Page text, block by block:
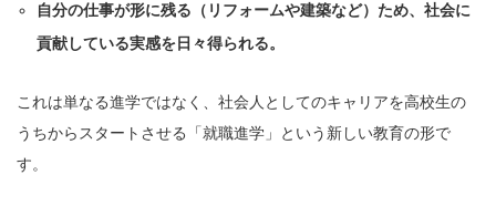
自分の仕事が形に残る（リフォームや建築など）ため、社会に
貢献している実感を日々得られる。
これは単なる進学ではなく、社会人としてのキャリアを高校生の
うちからスタートさせる「就職進学」という新しい教育の形で
す。